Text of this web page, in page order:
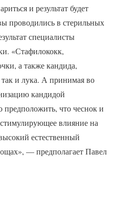
и результат будет
проводились в стерильных
специалисты
«Стафилококк,
а также кандида,
так и лука. А принимая во
кандидой
что чеснок и
влияние на
естественный
— предполагает Павел